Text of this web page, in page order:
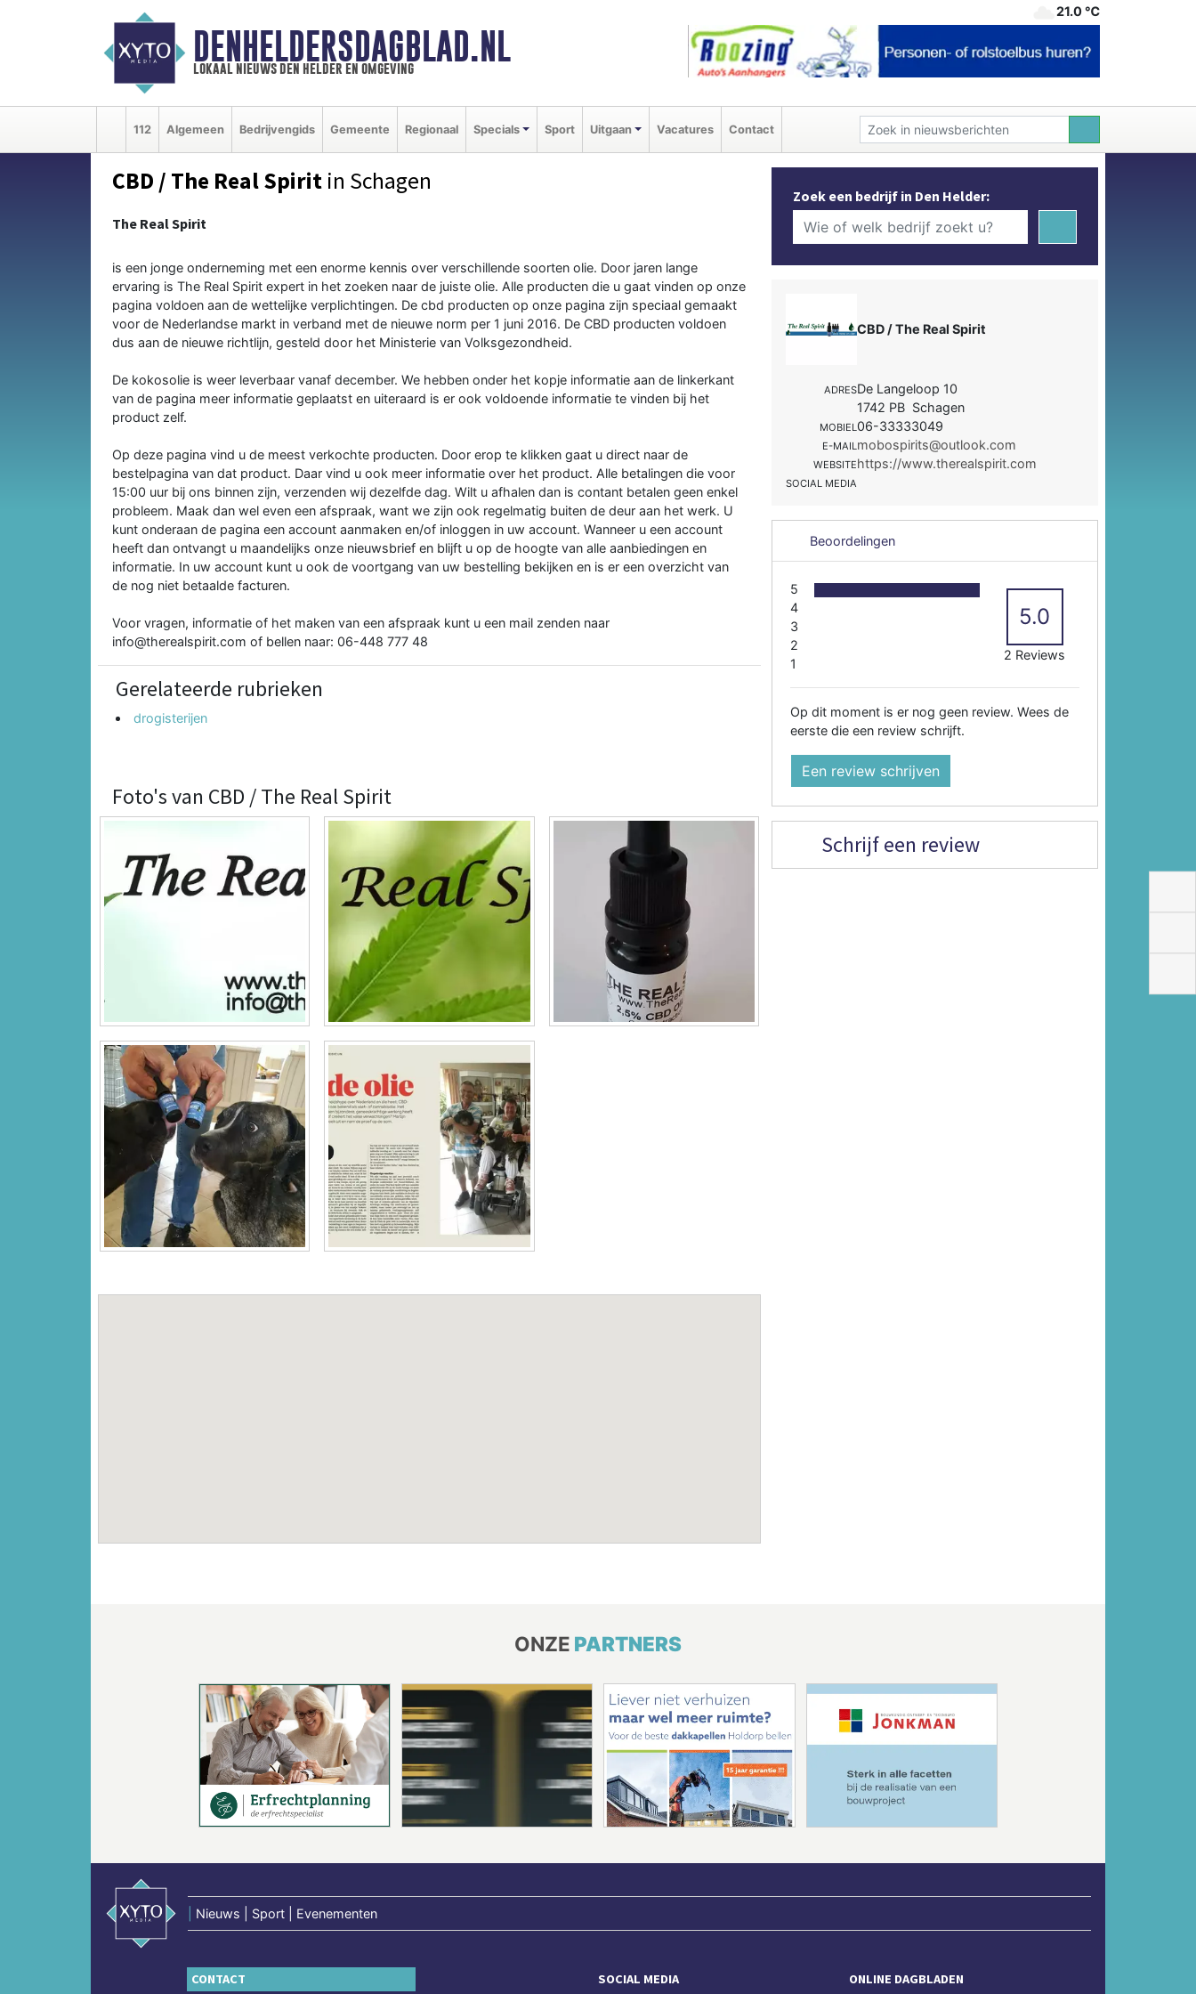
DENHELDERSDAGBLAD.NL
lokaal nieuws den helder en omgeving
21.0 ℃
112 Algemeen Bedrijvengids Gemeente Regionaal Specials Sport Uitgaan Vacatures Contact
CBD / The Real Spirit in Schagen
The Real Spirit
is een jonge onderneming met een enorme kennis over verschillende soorten olie. Door jaren lange
ervaring is The Real Spirit expert in het zoeken naar de juiste olie. Alle producten die u gaat vinden op onze
pagina voldoen aan de wettelijke verplichtingen. De cbd producten op onze pagina zijn speciaal gemaakt
voor de Nederlandse markt in verband met de nieuwe norm per 1 juni 2016. De CBD producten voldoen
dus aan de nieuwe richtlijn, gesteld door het Ministerie van Volksgezondheid.
De kokosolie is weer leverbaar vanaf december. We hebben onder het kopje informatie aan de linkerkant
van de pagina meer informatie geplaatst en uiteraard is er ook voldoende informatie te vinden bij het
product zelf.
Op deze pagina vind u de meest verkochte producten. Door erop te klikken gaat u direct naar de
bestelpagina van dat product. Daar vind u ook meer informatie over het product. Alle betalingen die voor
15:00 uur bij ons binnen zijn, verzenden wij dezelfde dag. Wilt u afhalen dan is contant betalen geen enkel
probleem. Maak dan wel even een afspraak, want we zijn ook regelmatig buiten de deur aan het werk. U
kunt onderaan de pagina een account aanmaken en/of inloggen in uw account. Wanneer u een account
heeft dan ontvangt u maandelijks onze nieuwsbrief en blijft u op de hoogte van alle aanbiedingen en
informatie. In uw account kunt u ook de voortgang van uw bestelling bekijken en is er een overzicht van
de nog niet betaalde facturen.
Voor vragen, informatie of het maken van een afspraak kunt u een mail zenden naar
info@therealspirit.com of bellen naar: 06-448 777 48
Gerelateerde rubrieken
drogisterijen
Foto's van CBD / The Real Spirit
Zoek een bedrijf in Den Helder:
CBD / The Real Spirit
ADRESDe Langeloop 10
1742 PB Schagen
MOBIEL06-33333049
E-MAILmobospirits@outlook.com
WEBSITEhttps://www.therealspirit.com
SOCIAL MEDIA
Beoordelingen
5
4
3
2
1
5.0
2 Reviews
Op dit moment is er nog geen review. Wees de
eerste die een review schrijft.
Een review schrijven
Schrijf een review
ONZE PARTNERS
Nieuws | Sport | Evenementen
CONTACT SOCIAL MEDIA ONLINE DAGBLADEN